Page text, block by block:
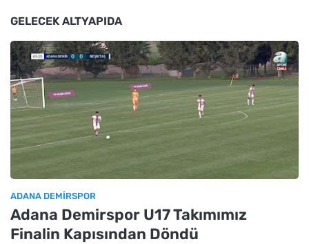
GELECEK ALTYAPIDA
ADANA DEMIRSPOR
Adana Demirspor U17 Takımımız
Finalin Kapısından Döndü